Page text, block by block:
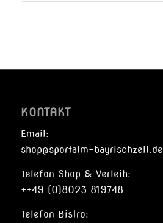
KONTAKT
Email:
shop@sportalm-bayrischzell.de
Telefon Shop & Verleih:
++49 (0)8023 819748
Telefon Bistro: